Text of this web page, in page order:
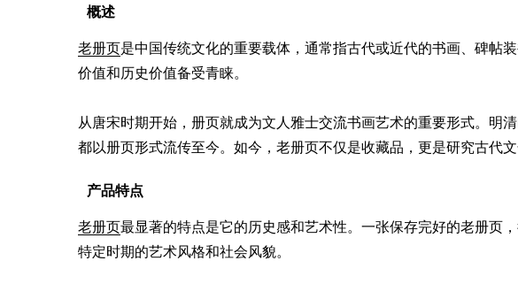
概述
老册页是中国传统文化的重要载体，通常指古代或近代的书画、碑帖
价值和历史价值备受青睐。
从唐宋时期开始，册页就成为文人雅士交流书画艺术的重要形式。明
都以册页形式流传至今。如今，老册页不仅是收藏品，更是研究古代文
产品特点
老册页最显著的特点是它的历史感和艺术性。一张保存完好的老册页
特定时期的艺术风格和社会风貌。